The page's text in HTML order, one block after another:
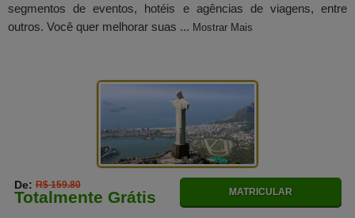
segmentos de eventos, hotéis e agências de viagens, entre
outros. Você quer melhorar suas ... Mostrar Mais
De:R$ 159.80
Totalmente Grátis MATRICULAR